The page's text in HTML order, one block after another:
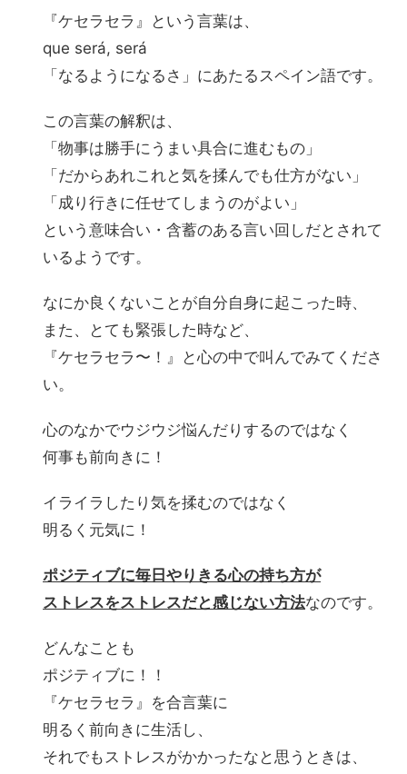
『ケセラセラ』という言葉は、
que será, será
「なるようになるさ」にあたるスペイン語です。
この言葉の解釈は、
「物事は勝手にうまい具合に進むもの」
「だからあれこれと気を揉んでも仕方がない」
「成り行きに任せてしまうのがよい」
という意味合い・含蓄のある言い回しだとされて
いるようです。
なにか良くないことが自分自身に起こった時、
また、とても緊張した時など、
『ケセラセラ〜！』と心の中で叫んでみてくださ
い。
心のなかでウジウジ悩んだりするのではなく
何事も前向きに！
イライラしたり気を揉むのではなく
明るく元気に！
ポジティブに毎日やりきる心の持ち方が
ストレスをストレスだと感じない方法なのです。
どんなことも
ポジティブに！！
『ケセラセラ』を合言葉に
明るく前向きに生活し、
それでもストレスがかかったなと思うときは、